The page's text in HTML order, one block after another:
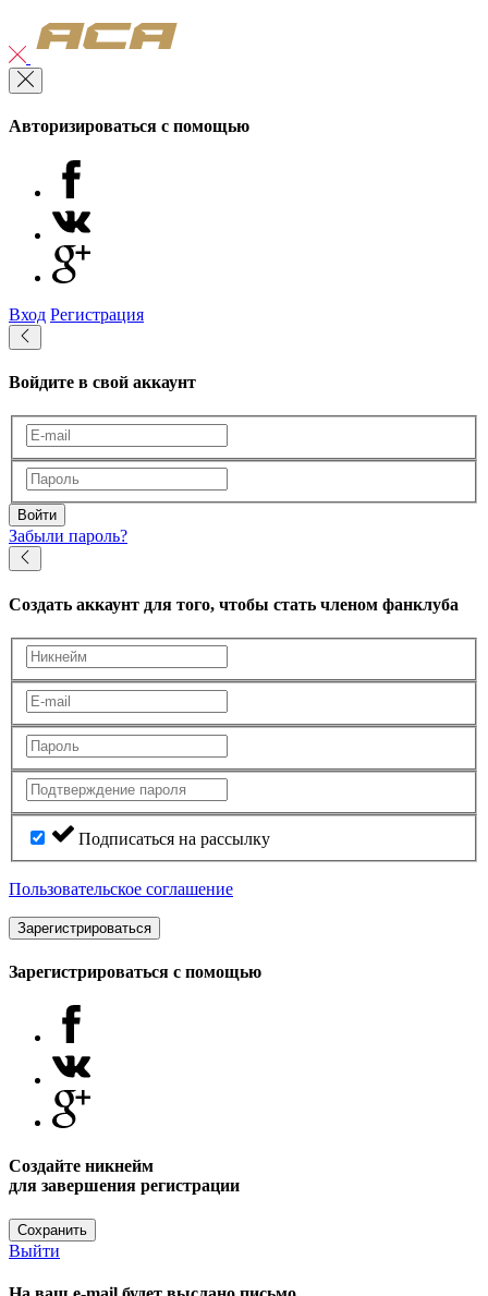
Авторизироваться с помощью
Вход Регистрация
Войдите в свой аккаунт
Войти
Забыли пароль?
Создать аккаунт для того, чтобы стать членом фанклуба
Подписаться на рассылку
Пользовательское соглашение
Зарегистрироваться
Зарегистрироваться с помощью
Создайте никнейм
для завершения регистрации
Сохранить
Выйти